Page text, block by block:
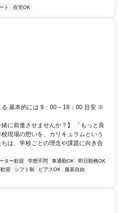
ト 在宅OK
基本的には 9：00～18：00 目安 ※
に前進させませんか？】 「もっと良
現場の想いを、カリキュラムという
は、学校ごとの理念や課題に向き合
ター歓迎 学歴不問 車通勤OK
即日勤務OK
迎 シフト制 ピアスOK
服装自由